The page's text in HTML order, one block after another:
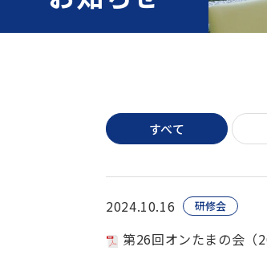
すべて
2024.10.16 研修会
第26回オンたまの会（